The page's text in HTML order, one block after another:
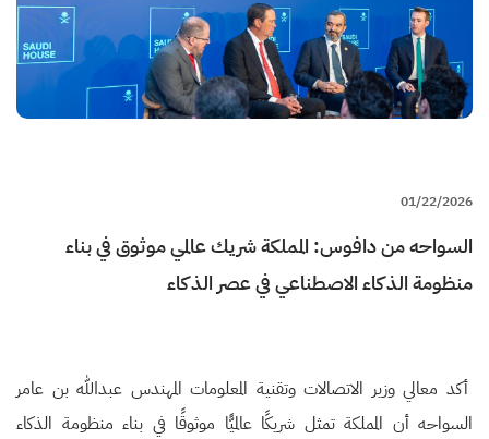
01/22/2026
السواحه من دافوس: المملكة شريك عالمي موثوق في بناء
منظومة الذكاء الاصطناعي في عصر الذكاء
أكد معالي وزير الاتصالات وتقنية المعلومات المهندس عبدالله بن عامر
السواحه أن المملكة تمثل شريكًا عالميًّا موثوقًا في بناء منظومة الذكاء